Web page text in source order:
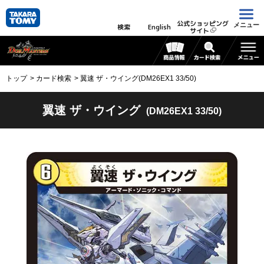
検索 English 公式ショッピング
サイト
メニュー
トップ カード検索 翼速 ザ・ウイング(DM26EX1 33/50)
翼速 ザ・ウイング (DM26EX1 33/50)